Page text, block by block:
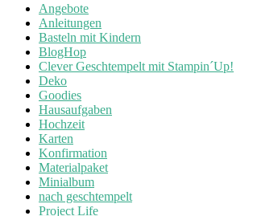
Angebote
Anleitungen
Basteln mit Kindern
BlogHop
Clever Geschtempelt mit Stampin´Up!
Deko
Goodies
Hausaufgaben
Hochzeit
Karten
Konfirmation
Materialpaket
Minialbum
nach geschtempelt
Project Life